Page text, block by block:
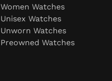
Women Watches
Unisex Watches
Unworn Watches
Preowned Watches